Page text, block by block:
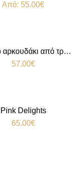
Από: 55.00€
Μεγάλο αρκουδάκι από τριαντάφυλλα Pink
57.00€
Pink Delights
65.00€